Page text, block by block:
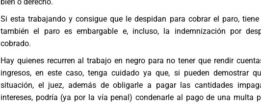
Si esta trabajando y consigue que le despidan para cobrar el paro,
también el paro es embargable e, incluso, la indemnización por
cobrado.
Hay quienes recurren al trabajo en negro para no tener que rendir
ingresos, en este caso, tenga cuidado ya que, si pueden demostrar
situación, el juez, además de obligarle a pagar las cantidades
intereses, podría (ya por la vía penal) condenarle al pago de una multa